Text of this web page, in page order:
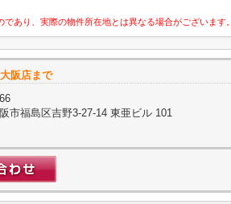
あり、実際の物件所在地とは異なる場合がございます。
阪店まで
市福島区吉野3-27-14 東亜ビル 101